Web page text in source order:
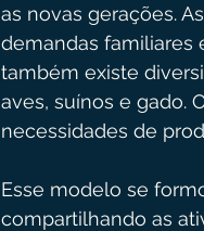
as novas gerações.
demandas familiares
também existe
aves, suínos e gado.
necessidades de
Esse modelo se
compartilhando as